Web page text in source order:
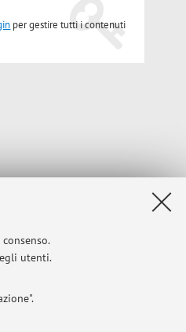
utenti.
per gestire tutti i contenuti